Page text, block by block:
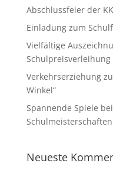
Abschlussfeier der
Einladung zum
Vielfältige
Schulpreisverleihung
Verkehrserziehung
Winkel“
Spannende Spiele
Schulmeisterschaften
Neueste